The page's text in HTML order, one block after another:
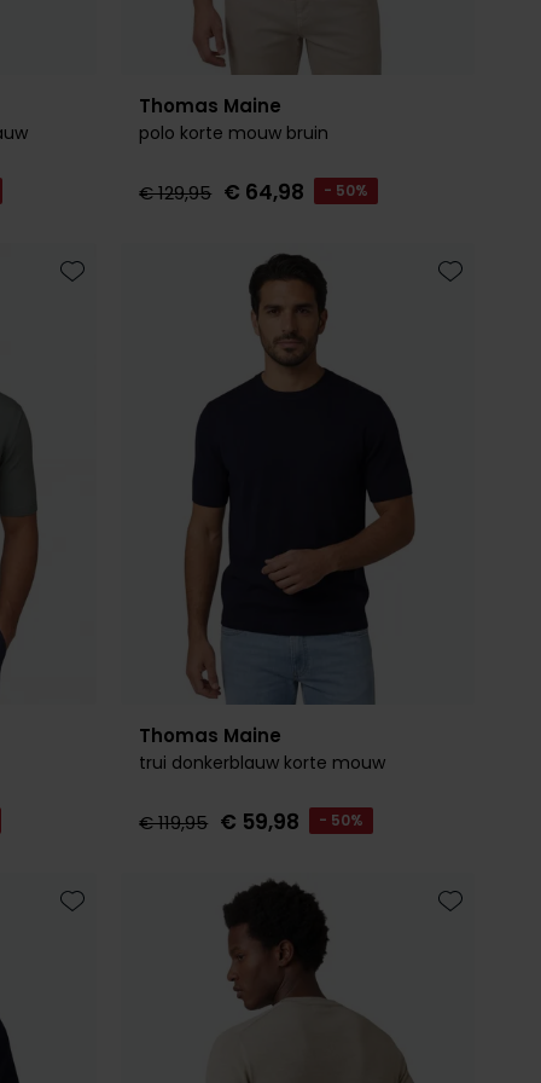
Thomas Maine
polo korte mouw bruin
€ 129,95 € 64,98 - 50%
Toevoegen aan favorieten
Thomas Maine
trui donkerblauw korte mouw
€ 119,95 € 59,98 - 50%
Toevoegen aan favorieten